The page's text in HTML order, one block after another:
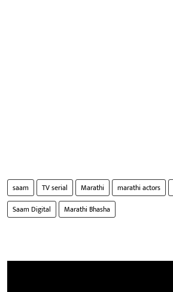
saam TV serial Marathi marathi actors
Saam Digital
Marathi Bhasha